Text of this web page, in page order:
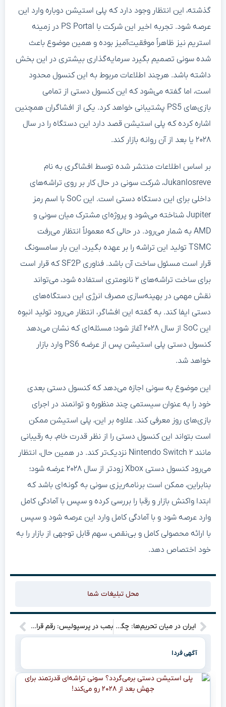
گذشته، این انتظار وجود دارد که پلی استیشن دوباره وارد این
عرصه شود. تجربه اخیر این شرکت با PS Portal در زمینه
استریم نیز ظاهراً موفقیت‌آمیز بوده و همین موضوع باعث
شده سونی تصمیم بگیرد سرمایه‌گذاری بیشتری در این بخش
داشته باشد. هرچند اطلاعات مربوط به این کنسول محدود
است، اما گفته می‌شود که این کنسول دستی از تمامی
بازی‌های PS5 پشتیبانی خواهد کرد. یکی از افشاگران همچنین
اشاره کرده که پلی استیشن قصد دارد این دستگاه را در سال
۲۰۲۸ یا بعد از آن روانه بازار کند.
بر اساس اطلاعات منتشر شده توسط افشاگری به نام
Jukanlosreve، شرکت سونی در حال کار بر روی تراشه‌های
داخلی برای این دستگاه دستی است. این SoC با اسم رمز
Jupiter شناخته می‌شود و پروژه‌ای مشترک میان سونی و
AMD به شمار می‌رود. در حالی که معمولاً انتظار می‌رفت
TSMC تولید این تراشه را بر عهده بگیرد، این بار سامسونگ
قرار است مسئول ساخت آن باشد. فناوری SF2P که قرار است
برای ساخت تراشه‌های ۲ نانومتری استفاده شود، می‌تواند
نقش مهمی در بهینه‌سازی مصرف انرژی این دستگاه‌های
دستی ایفا کند. به گفته این افشاگر، انتظار می‌رود تولید انبوه
این SoC از سال ۲۰۲۸ آغاز شود؛ مسئله‌ای که نشان می‌دهد
کنسول دستی پلی استیشن پس از عرضه PS6 وارد بازار
خواهد شد.
این موضوع به سونی اجازه می‌دهد که کنسول دستی بعدی
خود را به عنوان سیستمی چند منظوره و توانمند در اجرای
بازی‌های روز معرفی کند. علاوه بر این، پلی استیشن ممکن
است بتواند این کنسول دستی را از نظر قدرت خام، به رقیبانی
مانند Nintendo Switch ۲ نزدیک‌تر کند. در همین حال، انتظار
می‌رود کنسول دستی Xbox زودتر از سال ۲۰۲۸ عرضه شود؛
بنابراین، ممکن است برنامه‌ریزی سونی به گونه‌ای باشد که
ابتدا واکنش بازار و رقبا را بررسی کرده و سپس با آمادگی کامل
وارد عرصه شود و با آمادگی کامل وارد این عرصه شود و سپس
با ارائه محصولی کامل و بی‌نقص، سهم قابل توجهی از بازار را به
خود اختصاص دهد.
محل تبلیغات شما
ایران در میان تحریم‌ها: چگونه توانست با کشورهای پیشرفته رقابت کند؟ بمب در پرسپولیس: رقم قرارداد نیازمند دهان همه را بست! “
آگهی فردا